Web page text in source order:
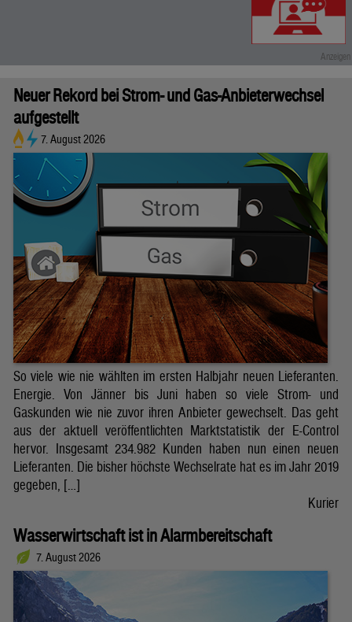
Neuer Rekord bei Strom- und Gas-Anbieterwechsel
aufgestellt
7. August 2026
So viele wie nie wählten im ersten Halbjahr neuen Lieferanten.
Energie. Von Jänner bis Juni haben so viele Strom- und
Gaskunden wie nie zuvor ihren Anbieter gewechselt. Das geht
aus der aktuell veröffentlichten Marktstatistik der E-Control
hervor. Insgesamt 234.982 Kunden haben nun einen neuen
Lieferanten. Die bisher höchste Wechselrate hat es im Jahr 2019
gegeben, […]
Kurier
Wasserwirtschaft ist in Alarmbereitschaft
7. August 2026